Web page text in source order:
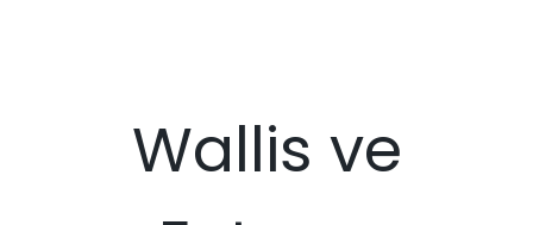
Wallis ve